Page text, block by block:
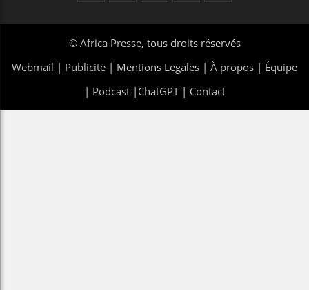
© Africa Presse, tous droits réservés
Webmail | Publicité | Mentions Legales | À propos | Équipe
| Podcast| ChatGPT| Contact